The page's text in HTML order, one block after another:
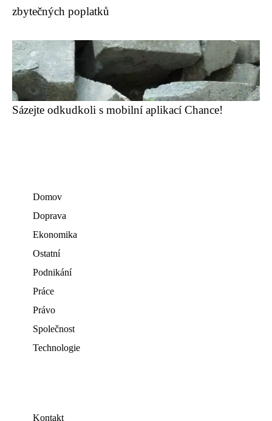
zbytečných poplatků
Sázejte odkudkoli s mobilní aplikací Chance!
Domov
Doprava
Ekonomika
Ostatní
Podnikání
Práce
Právo
Společnost
Technologie
Kontakt